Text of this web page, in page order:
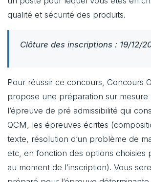
qualité et sécurité des produits.
Clôture des inscriptions : 19/12/
Pour réussir ce concours, Concours
propose une préparation sur mesure
l’épreuve de pré admissibilité qui
QCM, les épreuves écrites
texte, résolution d’un problème de
etc, en fonction des options choisies
au moment de l’inscription). Vous